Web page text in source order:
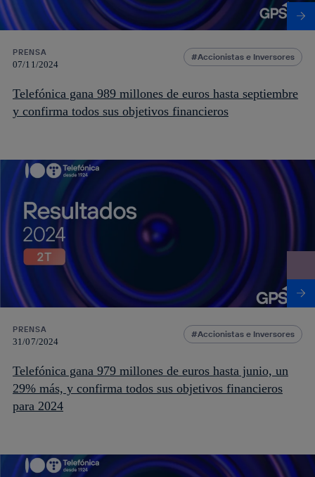
PRENSA
07/11/2024
Accionistas e Inversores
Telefónica gana 989 millones de euros hasta septiembre
y confirma todos sus objetivos financieros
PRENSA
31/07/2024
Accionistas e Inversores
Telefónica gana 979 millones de euros hasta junio, un
29% más, y confirma todos sus objetivos financieros
para 2024